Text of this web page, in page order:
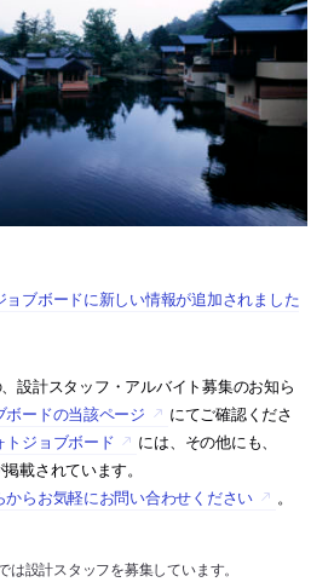
ブボードに新しい情報が追加されました
設計スタッフ・アルバイト募集のお知ら
ボードの当該ページ
にてご確認くださ
トジョブボード
には、その他にも、
載されています。
らお気軽にお問い合わせください
。
は設計スタッフを募集しています。